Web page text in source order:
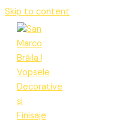
Skip to content